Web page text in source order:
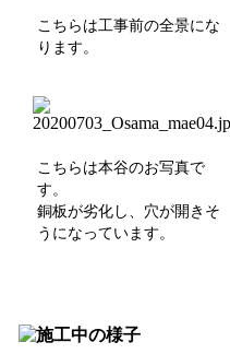
こちらは工事前の全景にな
ります。
こちらは本谷のお写真で
す。
銅板が劣化し、穴が開きそ
うになっています。